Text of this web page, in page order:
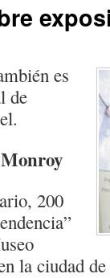
es
de
200
la ciudad